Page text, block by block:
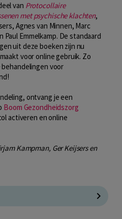
van Protocollaire
met psychische klachten,
Agnes van Minnen, Marc
Emmelkamp. De standaard
uit deze boeken zijn nu
voor online gebruik. Zo
voor
ontvang je een
Boom Gezondheidszorg
activeren en online
Kampman, Ger Keijsers en